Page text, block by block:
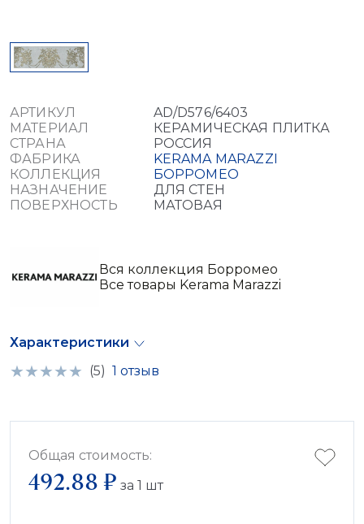
АРТИКУЛ
AD/D576/6403
МАТЕРИАЛ
КЕРАМИЧЕСКАЯ ПЛИТКА
СТРАНА
РОССИЯ
ФАБРИКА
KERAMA MARAZZI
КОЛЛЕКЦИЯ
БОРРОМЕО
НАЗНАЧЕНИЕ
ДЛЯ СТЕН
ПОВЕРХНОСТЬ
МАТОВАЯ
Вся коллекция Борромео
Все товары Kerama Marazzi
Характеристики
(5) 1 отзыв
Общая стоимость:
492.88 ₽ за 1 шт